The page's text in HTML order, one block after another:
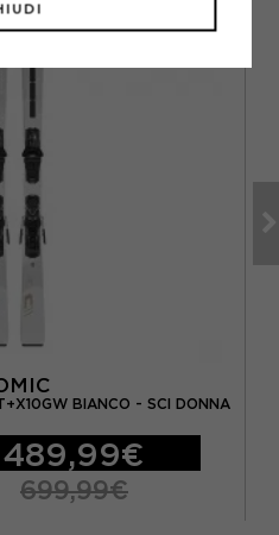
BIANCO - SCI DONNA
489,99€
699,99€